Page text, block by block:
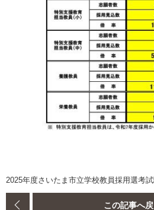
2025年度さいたま市立学校教員採用選考
この記事へ